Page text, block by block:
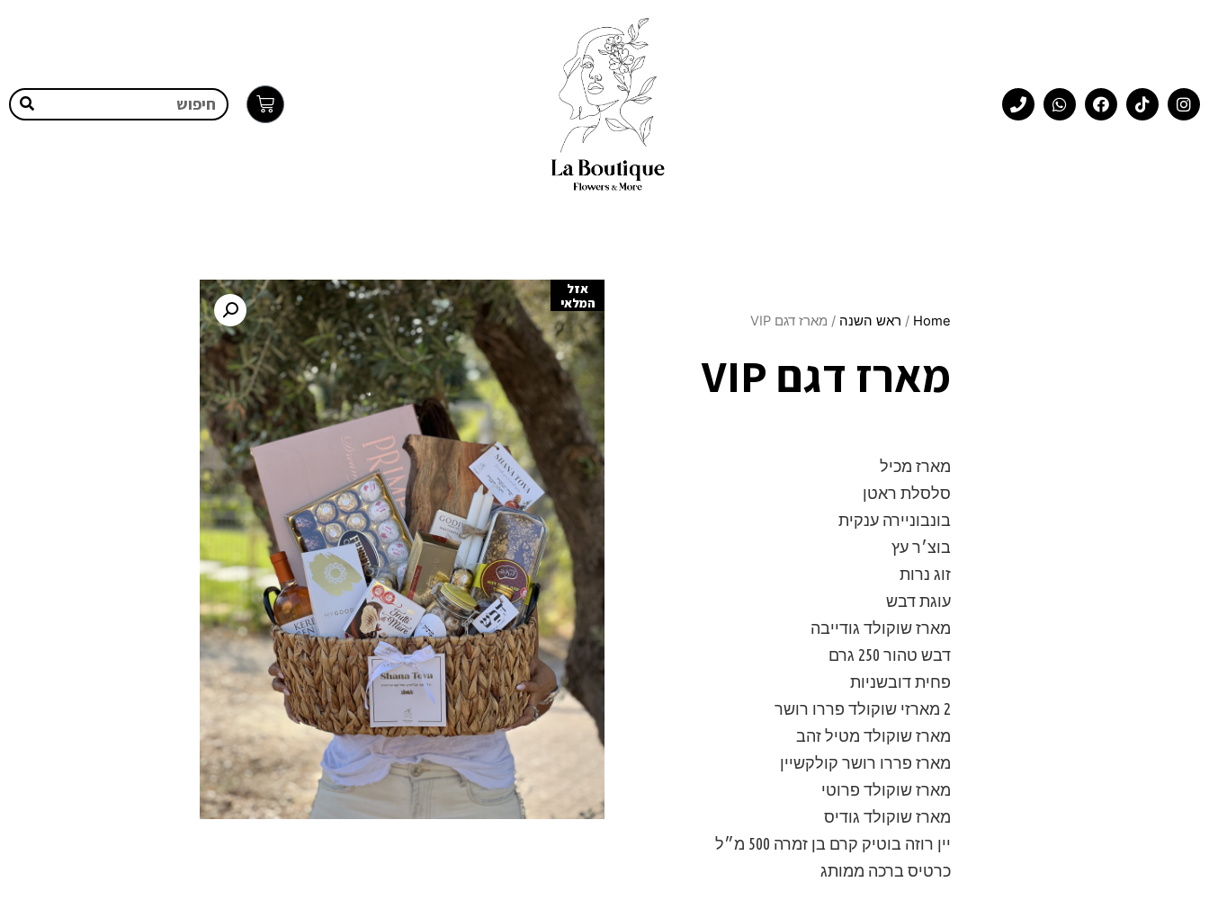
Home
/ ראש השנה / מארז דגם VIP
מארז דגם VIP
מארז מכיל
סלסלת ראטן
בונבוניירה ענקית
בוצ׳ר עץ
זוג נרות
עוגת דבש
מארז שוקולד גודייבה
דבש טהור 250 גרם
פחית דובשניות
2 מארזי שוקולד פררו רושר
מארז שוקולד מטיל זהב
מארז פררו רושר קולקשיין
מארז שוקולד פרוטי
מארז שוקולד גודיס
יין רוזה בוטיק קרם בן זמרה 500 מ״ל
כרטיס ברכה ממותג
אזל
המלאי